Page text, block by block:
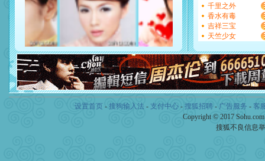
你是我专业！水晶之恋祝你
[元旦]
如果上天让我许三
起；二是再生再世和你在
离。水晶之恋祝你新年快乐
[元旦]
泣，这痛楚让我明白我多
卖了。水晶之恋祝你新年快
[春节]风柔雨润好月圆，半
颜！冬去春来似水如烟，
道一声平安！新年吉祥万事
[春节]传说薰衣草有四片叶
片叶子是希望，第三片叶
送你一棵薰衣草，愿你新年
千里之外
香水有毒
吉祥三宝
天竺少女
设置首页 - 搜狗输入法 - 支付中心- 搜狐招聘- 广告服务 - 客
Copyright © 2017
搜狐不良信息